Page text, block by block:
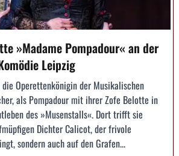
»Madame Pompadour« an der
Leipzig
Operettenkönigin der Musikalischen
als Pompadour mit ihrer Zofe Belotte in
des »Musenstalls«. Dort trifft sie
Dichter Calicot, der frivole
sondern auch auf den Grafen...